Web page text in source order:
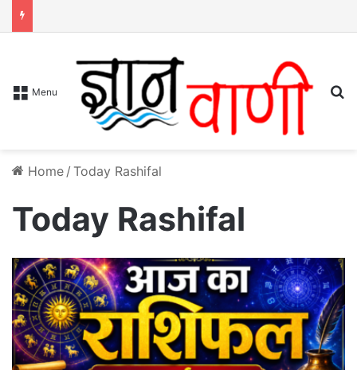
Menu
Home / Today Rashifal
Today Rashifal